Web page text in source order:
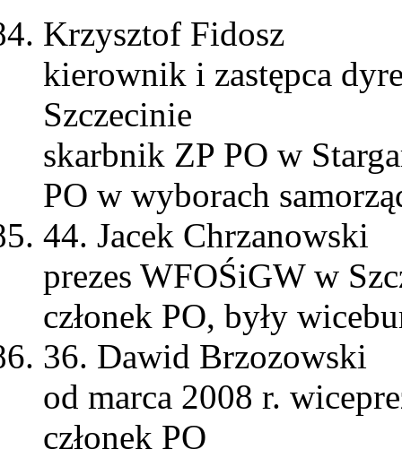
Krzysztof Fidosz
kierownik i zastępca
Szczecinie
skarbnik ZP PO w
PO w wyborach
44. Jacek Chrzanowski
prezes WFOŚiGW w
członek PO, były
36. Dawid Brzozowski
od marca 2008 r.
członek PO